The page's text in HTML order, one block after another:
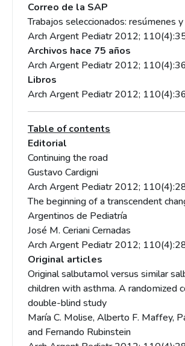
Correo de la SAP
Trabajos seleccionados: resúmenes
Arch Argent Pediatr 2012;
Archivos hace 75 años
Arch Argent Pediatr 2012;
Libros
Arch Argent Pediatr 2012;
Table of contents
Editorial
Continuing the road
Gustavo Cardigni
Arch Argent Pediatr 2012;
The beginning of a transcendent
Argentinos de Pediatría
José M. Ceriani Cernadas
Arch Argent Pediatr 2012;
Original articles
Original salbutamol versus similar
children with asthma. A randomized
double-blind study
María C. Molise, Alberto F. Maffey,
and Fernando Rubinstein